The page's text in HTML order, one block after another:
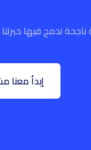
ندمج فيها
إبدأ معنا